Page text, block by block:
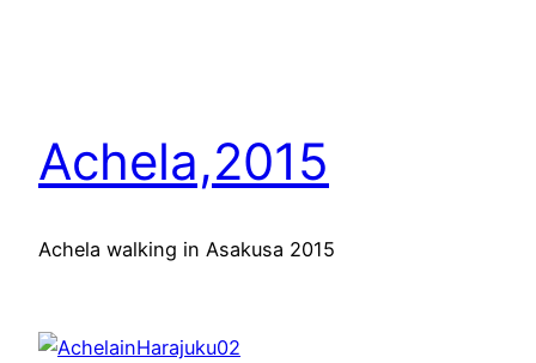
Achela,2015
Achela walking in Asakusa 2015